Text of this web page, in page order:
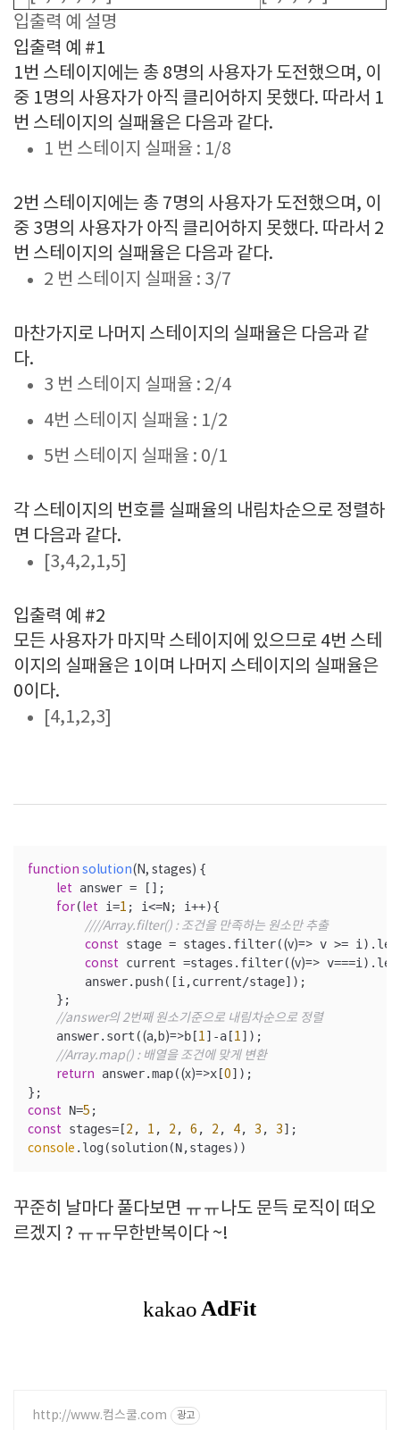
입출력 예 설명
입출력 예 #1
1번 스테이지에는 총 8명의 사용자가 도전했으며, 이
중 1명의 사용자가 아직 클리어하지 못했다. 따라서 1
번 스테이지의 실패율은 다음과 같다.
1 번 스테이지 실패율 : 1/8
2번 스테이지에는 총 7명의 사용자가 도전했으며, 이
중 3명의 사용자가 아직 클리어하지 못했다. 따라서 2
번 스테이지의 실패율은 다음과 같다.
2 번 스테이지 실패율 : 3/7
마찬가지로 나머지 스테이지의 실패율은 다음과 같
다.
3 번 스테이지 실패율 : 2/4
4번 스테이지 실패율 : 1/2
5번 스테이지 실패율 : 0/1
각 스테이지의 번호를 실패율의 내림차순으로 정렬하
면 다음과 같다.
[3,4,2,1,5]
입출력 예 #2
모든 사용자가 마지막 스테이지에 있으므로 4번 스테
이지의 실패율은 1이며 나머지 스테이지의 실패율은
0이다.
[4,1,2,3]
function solution( N, stages) {
let answer = [];
for(let i=1 ; i<=N; i++){
////Array.filter() : 조건을 만족하는 원소만 추출
const stage = stages.filter((v)=> v >=
const current =stages.filter((v)=>
        answer.push([i,current/stage]);
    };
//answer의 2번째 원소기준으로 내림차순으로 정렬
    answer.sort(
(a,b)=>b[1]-a[1]);
//Array.map() : 배열을 조건에 맞게 변환
return answer.map((x)=>x[0]);
const N=5
const stages=[2 , 1 , 2 , 6 , 2 , 4, 3 , 3
console .log(solution(N,stages))
꾸준히 날마다 풀다보면 ㅠㅠ나도 문득 로직이 떠오
르겠지 ? ㅠㅠ무한반복이다 ~!
http://www.컴스쿨.com 광고